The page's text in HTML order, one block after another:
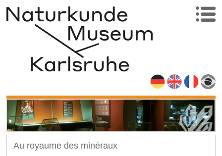
Au royaume des minéraux